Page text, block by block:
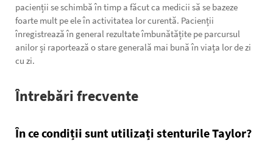
pacienții se schimbă în timp a făcut ca medicii să se bazeze
foarte mult pe ele în activitatea lor curentă. Pacienții
înregistrează în general rezultate îmbunătățite pe parcursul
anilor și raportează o stare generală mai bună în viața lor de zi
cu zi.
Întrebări frecvente
În ce condiții sunt utilizați stenturile Taylor?